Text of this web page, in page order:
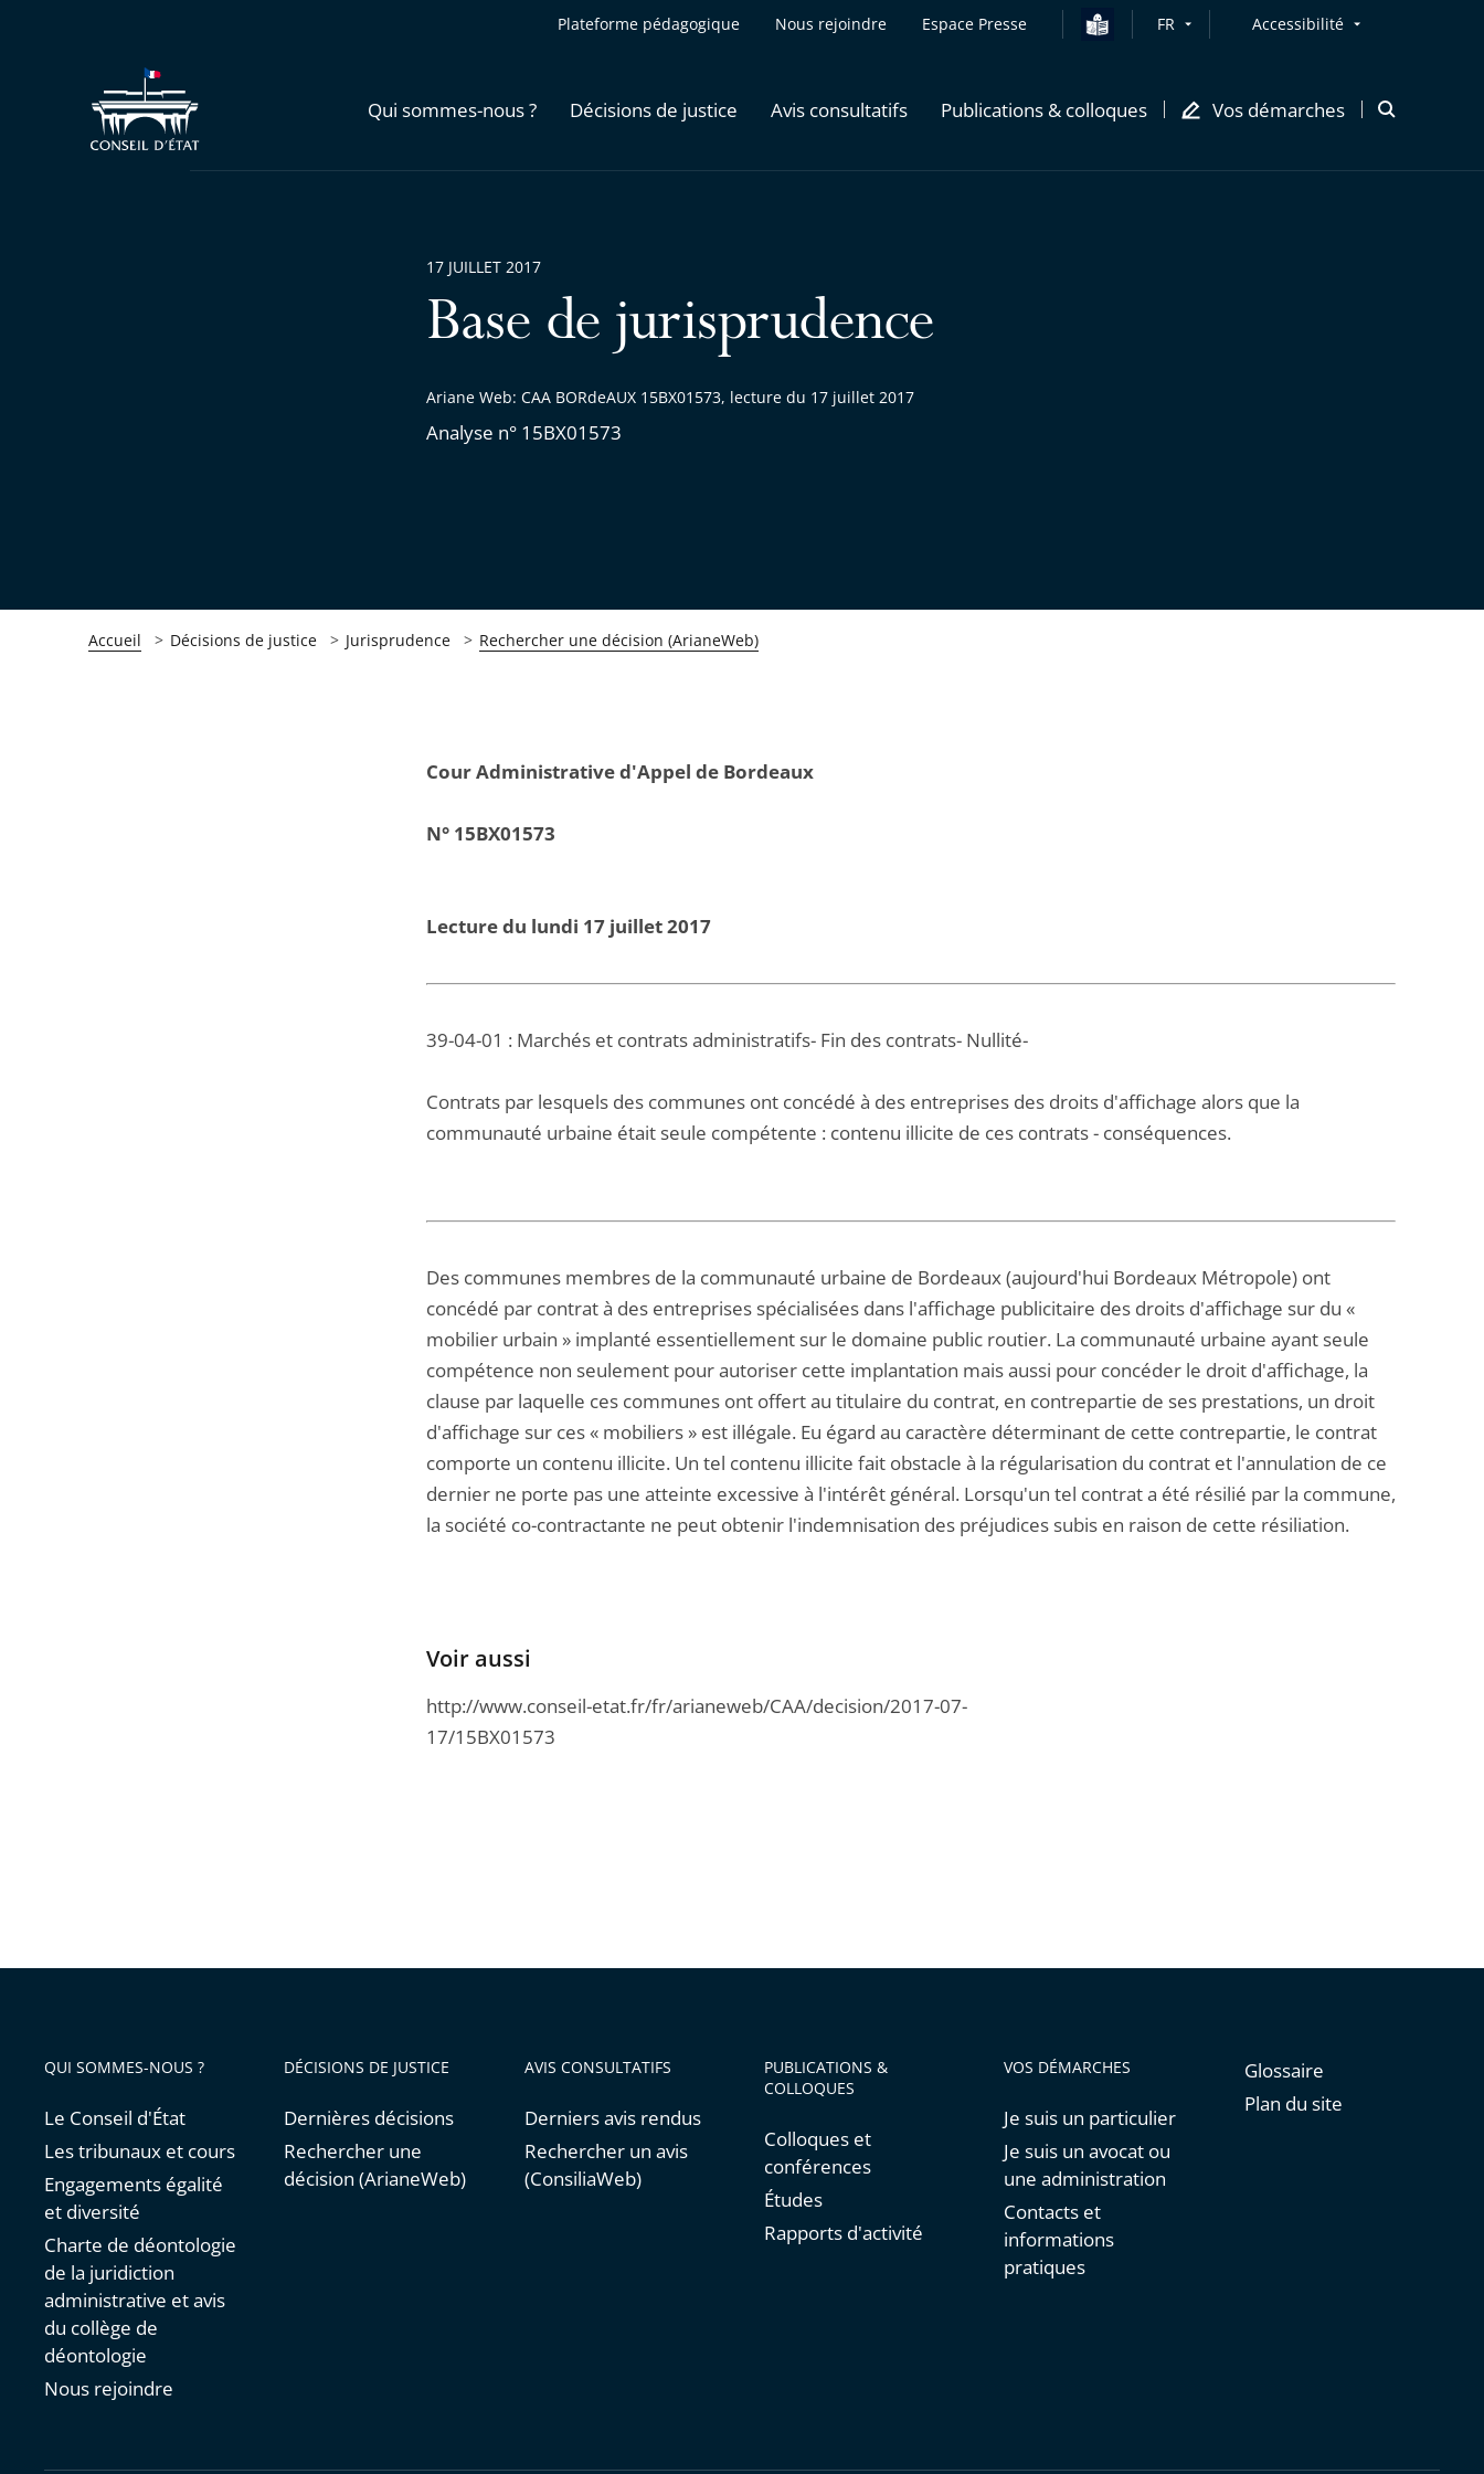
Plateforme pédagogique Nous rejoindre Espace Presse FR Accessibilité
Qui sommes-nous ? Décisions de justice Avis consultatifs Publications & colloques Vos démarches
Ouvrir
Base de jurisprudence
Ariane Web: CAA BORdeAUX 15BX01573, lecture du 17 juillet 2017
Analyse n° 15BX01573
17 JUILLET 2017
Accueil Décisions de justice Jurisprudence Rechercher une décision (ArianeWeb)
Cour Administrative d'Appel de Bordeaux
N° 15BX01573
Lecture du lundi 17 juillet 2017
39-04-01 : Marchés et contrats administratifs- Fin des contrats- Nullité-
Contrats par lesquels des communes ont concédé à des entreprises des droits d'affichage alors que la
communauté urbaine était seule compétente : contenu illicite de ces contrats - conséquences.
Des communes membres de la communauté urbaine de Bordeaux (aujourd'hui Bordeaux Métropole) ont
concédé par contrat à des entreprises spécialisées dans l'affichage publicitaire des droits d'affichage sur du «
mobilier urbain » implanté essentiellement sur le domaine public routier. La communauté urbaine ayant seule
compétence non seulement pour autoriser cette implantation mais aussi pour concéder le droit d'affichage, la
clause par laquelle ces communes ont offert au titulaire du contrat, en contrepartie de ses prestations, un droit
d'affichage sur ces « mobiliers » est illégale. Eu égard au caractère déterminant de cette contrepartie, le contrat
comporte un contenu illicite. Un tel contenu illicite fait obstacle à la régularisation du contrat et l'annulation de ce
dernier ne porte pas une atteinte excessive à l'intérêt général. Lorsqu'un tel contrat a été résilié par la commune,
la société co-contractante ne peut obtenir l'indemnisation des préjudices subis en raison de cette résiliation.
Voir aussi
http://www.conseil-etat.fr/fr/arianeweb/CAA/decision/2017-07-
17/15BX01573
QUI SOMMES-NOUS ?
Le Conseil d'État
Les tribunaux et cours
Engagements égalité
et diversité
Charte de déontologie
de la juridiction
administrative et avis
du collège de
déontologie
Nous rejoindre
DÉCISIONS DE JUSTICE
Dernières décisions
Rechercher une
décision (ArianeWeb)
AVIS CONSULTATIFS
Derniers avis rendus
Rechercher un avis
(ConsiliaWeb)
PUBLICATIONS &
COLLOQUES
Colloques et
conférences
Études
Rapports d'activité
VOS DÉMARCHES
Je suis un particulier
Je suis un avocat ou
une administration
Contacts et
informations
pratiques
Glossaire
Plan du site